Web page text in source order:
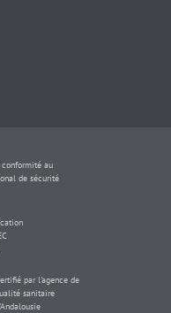
au
de sécurité
par l'agence de
sanitaire